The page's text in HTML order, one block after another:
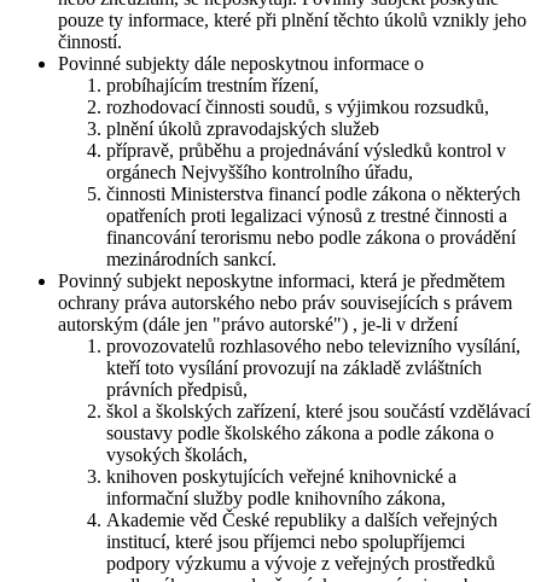
pouze ty informace, které při plnění těchto úkolů vznikly jeho
činností.
Povinné subjekty dále neposkytnou informace o
probíhajícím trestním řízení,
rozhodovací činnosti soudů, s výjimkou rozsudků,
plnění úkolů zpravodajských služeb
přípravě, průběhu a projednávání výsledků kontrol v
orgánech Nejvyššího kontrolního úřadu,
činnosti Ministerstva financí podle zákona o některých
opatřeních proti legalizaci výnosů z trestné činnosti a
financování terorismu nebo podle zákona o provádění
mezinárodních sankcí.
Povinný subjekt neposkytne informaci, která je předmětem
ochrany práva autorského nebo práv souvisejících s právem
autorským (dále jen "právo autorské") , je-li v držení
provozovatelů rozhlasového nebo televizního vysílání,
kteří toto vysílání provozují na základě zvláštních
právních předpisů,
škol a školských zařízení, které jsou součástí vzdělávací
soustavy podle školského zákona a podle zákona o
vysokých školách,
knihoven poskytujících veřejné knihovnické a
informační služby podle knihovního zákona,
Akademie věd České republiky a dalších veřejných
institucí, které jsou příjemci nebo spolupříjemci
podpory výzkumu a vývoje z veřejných prostředků